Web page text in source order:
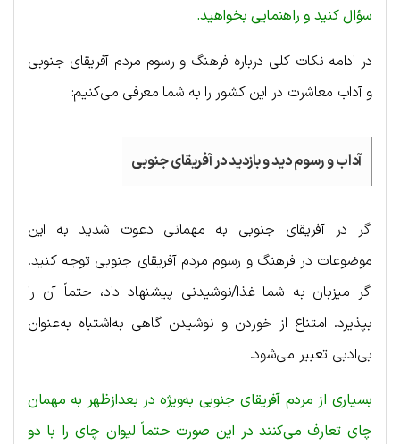
سؤال کنید و راهنمایی بخواهید.
در ادامه نکات کلی درباره فرهنگ و رسوم مردم آفریقای جنوبی
و آداب معاشرت در این کشور را به شما معرفی می‌کنیم:
آداب و رسوم دید و بازدید در آفریقای جنوبی
اگر در آفریقای جنوبی به مهمانی دعوت شدید به این
موضوعات در فرهنگ و رسوم مردم آفریقای جنوبی توجه کنید.
اگر میزبان به شما غذا/نوشیدنی پیشنهاد داد، حتماً آن را
بپذیرد. امتناع از خوردن و نوشیدن گاهی به‌اشتباه به‌عنوان
بی‌ادبی تعبیر می‌شود.
بسیاری از مردم آفریقای جنوبی به‌ویژه در بعدازظهر به مهمان
چای تعارف می‌کنند در این صورت حتماً لیوان چای را با دو